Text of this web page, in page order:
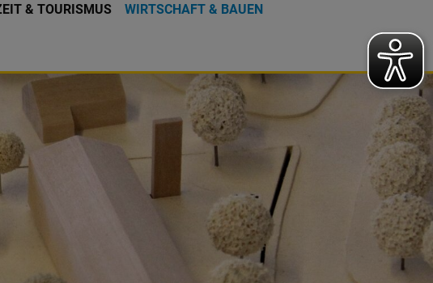
& TOURISMUS WIRTSCHAFT & BAUEN